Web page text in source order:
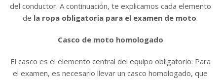
del conductor. A continuación, te explicamos cada elemento
de la ropa obligatoria para el examen de moto.
Casco de moto homologado
El casco es el elemento central del equipo obligatorio. Para
el examen, es necesario llevar un casco homologado, que